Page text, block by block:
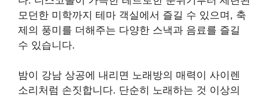
모던한 미학까지 테마 객실에서 즐길 수 있으며, 축
제의 풍미를 더해주는 다양한 스낵과 음료를 즐길
수 있습니다.
밤이 강남 상공에 내리면 노래방의 매력이 사이렌
소리처럼 손짓합니다. 단순히 노래하는 것 이상의